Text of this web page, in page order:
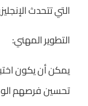
التي تتحدث
التطوير المهني:
تحسين فرصهم